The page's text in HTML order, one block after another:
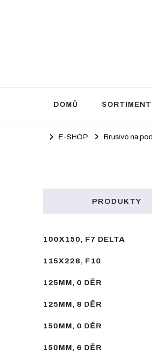
DOMŮ SORTIMENT
E-SHOP Brusivo na
PRODUKTY
100X150, F7 DELTA
115X228, F10
125MM, 0 DĚR
125MM, 8 DĚR
150MM, 0 DĚR
150MM, 6 DĚR